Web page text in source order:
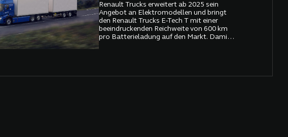
Renault Trucks erweitert ab 2025 sein
Angebot an Elektromodellen und bringt
den Renault Trucks E-Tech T mit einer
beeindruckenden Reichweite von 600 km
pro Batterieladung auf den Markt. Damit
setzt der französische Hersteller einen
Bereich nachhaltiger Transportlösungen.